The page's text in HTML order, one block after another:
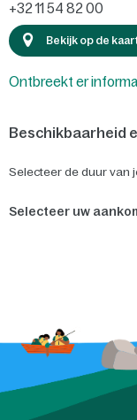
+32 11 54 82 00
Bekijk op de
Ontbreekt er
Beschikbaarheid
Selecteer de duur van
Selecteer uw